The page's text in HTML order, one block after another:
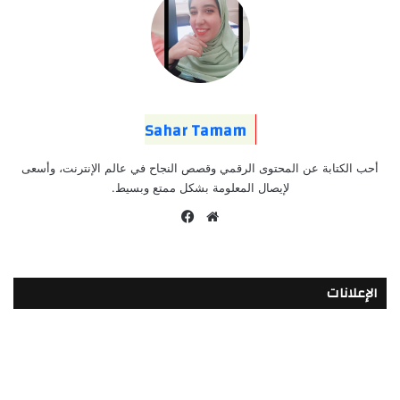
Sahar Tamam
أحب الكتابة عن المحتوى الرقمي وقصص النجاح في عالم الإنترنت، وأسعى
لإيصال المعلومة بشكل ممتع وبسيط.
موقع
الإعلانات